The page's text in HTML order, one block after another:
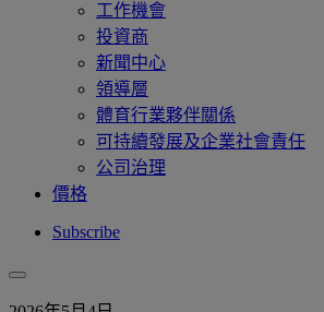
工作機會
投資商
新聞中心
領導層
體育行業夥伴關係
可持續發展及企業社會責任
公司治理
價格
Subscribe